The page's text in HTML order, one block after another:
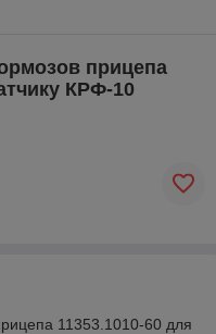
прицепа
КРФ-10
11353.1010-60 для